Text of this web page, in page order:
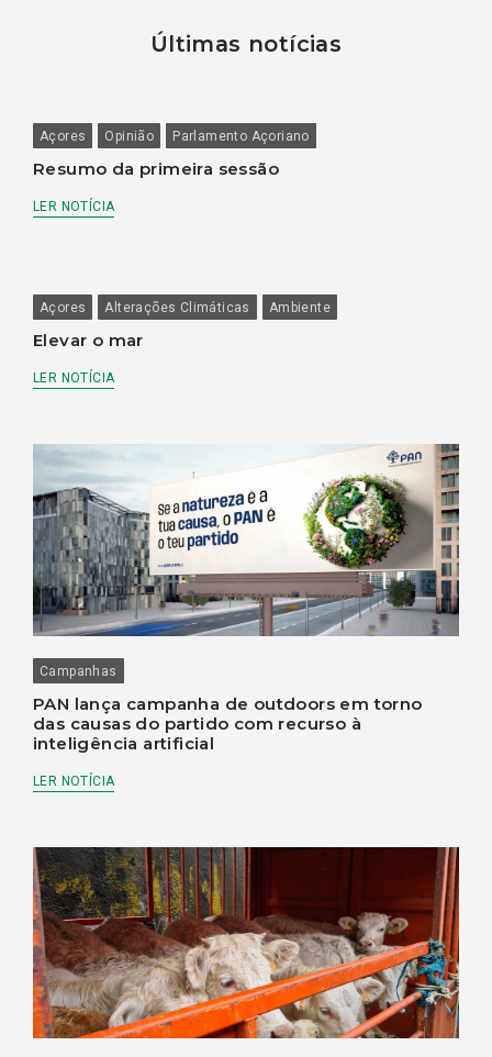
Últimas notícias
Açores Opinião Parlamento Açoriano
Resumo da primeira sessão
LER NOTÍCIA
Açores Alterações Climáticas Ambiente
Elevar o mar
LER NOTÍCIA
Campanhas
PAN lança campanha de outdoors em torno
das causas do partido com recurso à
inteligência artificial
LER NOTÍCIA